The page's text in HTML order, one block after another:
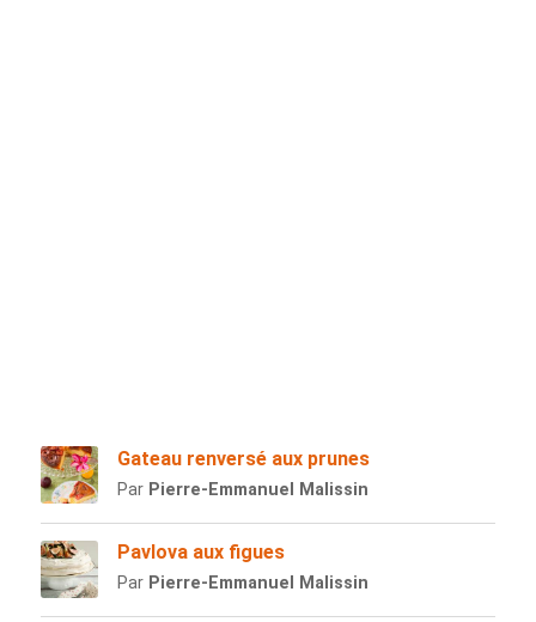
Gateau renversé aux prunes
Par Pierre-Emmanuel Malissin
Pavlova aux figues
Par Pierre-Emmanuel Malissin